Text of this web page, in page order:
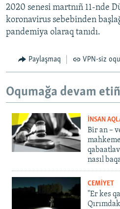
2020 senesi martnıñ 11-nde
koronavirus sebebinden
pandemiya olaraq tanıdı.
Paylaşmaq VPN-siz
Oqumağa devam
İNSAN
Bir an –
nasıl
CEMİYET
"Er kes